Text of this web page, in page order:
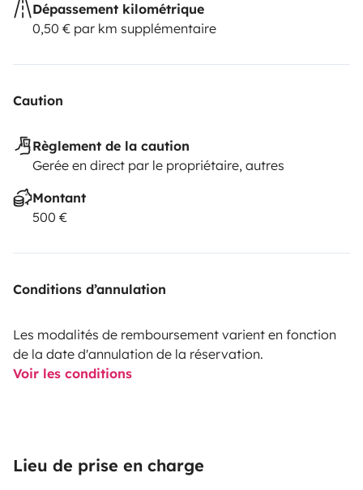
Dépassement kilométrique
0,50 € par km supplémentaire
Caution
Règlement de la caution
Gerée en direct par le propriétaire, autres
Montant
500 €
Conditions d’annulation
Les modalités de remboursement varient en fonction
de la date d'annulation de la réservation.
Voir les conditions
Lieu de prise en charge